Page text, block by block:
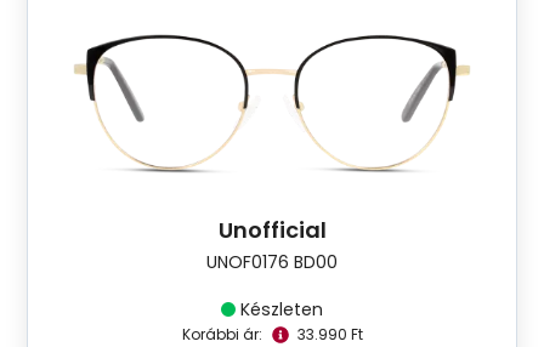
Unofficial
UNOF0176 BD00
Készleten
Korábbi ár: 33.990 Ft